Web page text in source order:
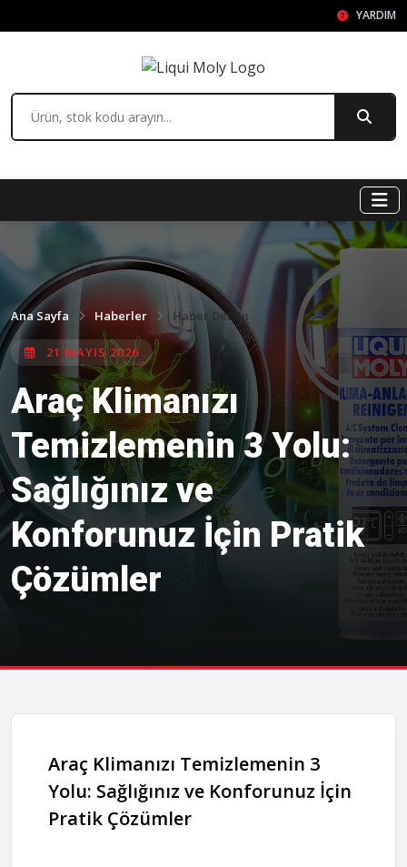
YARDIM
Ana Sayfa Haberler Haber Detayı
21 MAYIS 2026
Araç Klimanızı
Temizlemenin 3 Yolu:
Sağlığınız ve
Konforunuz İçin Pratik
Çözümler
Araç Klimanızı Temizlemenin 3
Yolu: Sağlığınız ve Konforunuz İçin
Pratik Çözümler